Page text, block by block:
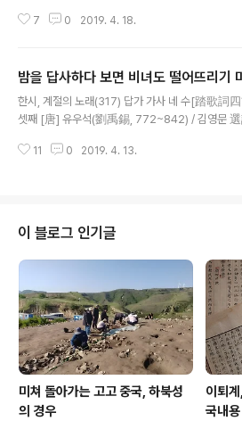
남몰래 봄빛과함께 도는 저 꾀꼬리 시인이 섬세하게
놀이는 눈과 코에서 귀로 옮아간다. 매화, 살구꽃(杏
사꽃(桃花), 오얏꽃(李花), 배꽃(梨花) 등등 화사
은 지고 녹음이 드리운다. 꾀꼬리를 비롯한 온갖 새들
꾀꼴”이라고 형용한다. 나는 어린 시절 고향 탑밭 소
7 0 2019. 4. 18.
밤을 답사하다 보면 비녀도 떨어뜨리기
한시, 계절의 노래(317) 답가 가사 네 수[踏歌詞
셋째 [唐] 유우석(劉禹錫, 772~842) / 김영문 選
치고쪽머리 기울이네 달 지고 까마귀 울 때운우 끝나
정/ 정준 오늘 밤 더디 새오시라 더디 새오시라”(고려
「만전춘별사滿殿春別詞」) ‘얼다’라는 말은 어떤 물
추워서 어는 것을 의미하는 동시에 남녀가 육체적으
몸이 되는 것도 가리킨다. 한 겨울 얼음 위에서 한
어 얼어 죽더라도 정든 님과 함께 하는 이 밤이 더디
기원하고 있다. 뜨거움에 애..
11 0 2019. 4. 13.
이 블로그 인기글
미쳐 돌아가는 고고 중국, 하북성
의 경우
이퇴
국내용